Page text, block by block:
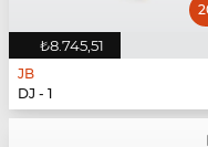
₺8.745,51
JB
DJ - 1